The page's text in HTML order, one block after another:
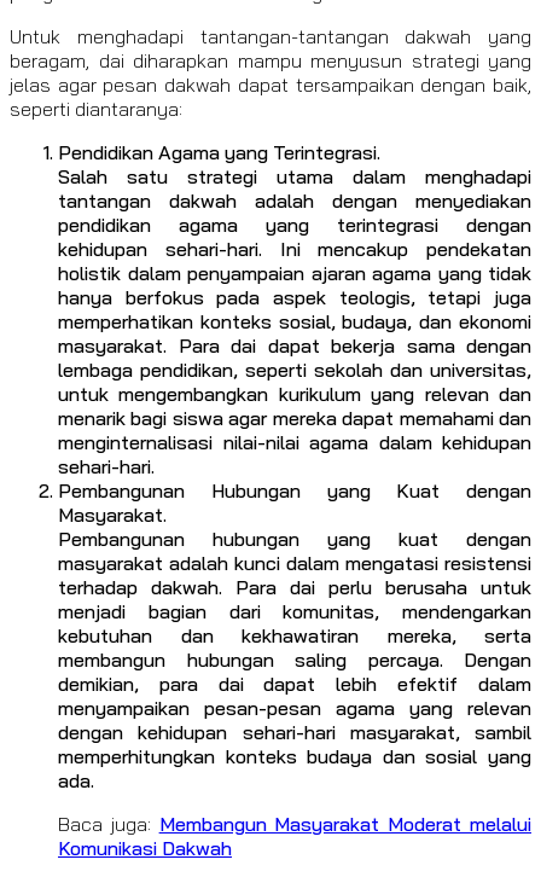
Untuk menghadapi tantangan-tantangan dakwah yang
beragam, dai diharapkan mampu menyusun strategi yang
jelas agar pesan dakwah dapat tersampaikan dengan baik,
seperti diantaranya:
Pendidikan Agama yang Terintegrasi.
Salah satu strategi utama dalam menghadapi
tantangan dakwah adalah dengan menyediakan
pendidikan agama yang terintegrasi dengan
kehidupan sehari-hari. Ini mencakup pendekatan
holistik dalam penyampaian ajaran agama yang tidak
hanya berfokus pada aspek teologis, tetapi juga
memperhatikan konteks sosial, budaya, dan ekonomi
masyarakat. Para dai dapat bekerja sama dengan
lembaga pendidikan, seperti sekolah dan universitas,
untuk mengembangkan kurikulum yang relevan dan
menarik bagi siswa agar mereka dapat memahami dan
menginternalisasi nilai-nilai agama dalam kehidupan
sehari-hari.
Pembangunan Hubungan yang Kuat dengan
Masyarakat.
Pembangunan hubungan yang kuat dengan
masyarakat adalah kunci dalam mengatasi resistensi
terhadap dakwah. Para dai perlu berusaha untuk
menjadi bagian dari komunitas, mendengarkan
kebutuhan dan kekhawatiran mereka, serta
membangun hubungan saling percaya. Dengan
demikian, para dai dapat lebih efektif dalam
menyampaikan pesan-pesan agama yang relevan
dengan kehidupan sehari-hari masyarakat, sambil
memperhitungkan konteks budaya dan sosial yang
ada.
Baca juga: Membangun Masyarakat Moderat melalui
Komunikasi Dakwah